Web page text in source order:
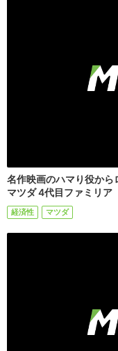
名作映画のハマり役から
マツダ 4代目ファミリア
経済性 マツダ